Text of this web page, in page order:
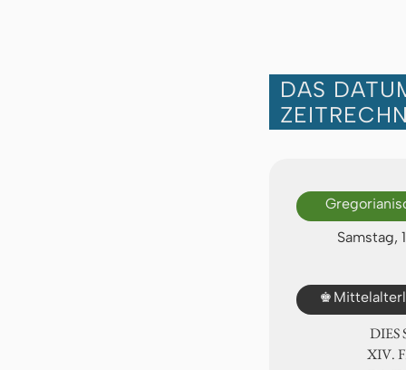
DAS
Samstag,
♚
DIES
ⅩⅣ.